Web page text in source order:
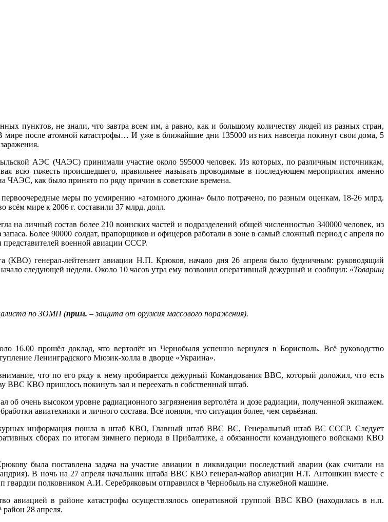
пунктов, не знали, что завтра всем им, а равно, как и большому количеству людей из разных стран,
после атомной катастрофы… И уже в ближайшие дни 135000 из них навсегда покинут свои дома, 5
АЭС (ЧАЭС) принимали участие около 595000 человек. Из которых, по различным источникам,
всю тяжесть происшедшего, правильнее называть проводимые в последующем мероприятия именно
ЧАЭС, как было принято по ряду причин в советские времена.
меры по усмирению «атомного джина» было потрачено, по разным оценкам, 18-26 млрд.
всём мире к 2006 г. составили 37 млрд. долл.
на личный состав более 210 воинских частей и подразделений общей численностью 340000 человек, из
Более 90000 солдат, прапорщиков и офицеров работали в зоне в самый сложный период с апреля по
представителей военной авиации СССР.
генерал-лейтенант авиации Н.П. Крюков, начало дня 26 апреля было будничным: руководящий
следующей недели. Около 10 часов утра ему позвонил оперативный дежурный и сообщил: «Товарищ
по ЗОМП (прим. – защита от оружия массового поражения).
прошёл доклад, что вертолёт из Чернобыля успешно вернулся в Борисполь. Всё руководство
Ленинградского Мюзик-холла в дворце «Украина».
что по его ряду к нему пробирается дежурный Командования ВВС, который доложил, что есть
ВВС КВО пришлось покинуть зал и переехать в собственный штаб.
об очень высоком уровне радиационного загрязнения вертолёта и дозе радиации, полученной экипажем.
авиатехники и личного состава. Всё поняли, что ситуация более, чем серьёзная.
информация пошла в штаб КВО, Главный штаб ВВС ВС, Генеральный штаб ВС СССР. Следует
сборах по итогам зимнего периода в Прибалтике, а обязанности командующего войсками КВО
была поставлена задача на участие авиации в ликвидации последствий аварии (как считали на
В ночь на 27 апреля начальник штаба ВВС КВО генерал-майор авиации Н.Т. Антошкин вместе с
полковником А.И. Серебряковым отправился в Чернобыль на служебной машине.
авиацией в районе катастрофы осуществлялось оперативной группой ВВС КВО (находилась в н.п.
28 апреля.